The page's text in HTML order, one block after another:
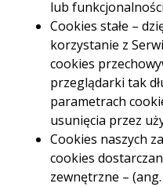
Spis treści
Czym jest
spłata kredytu
lub
Cookies stałe –
korzystanie z
cookies
przeglądarki tak
parametrach
usunięcia przez
Cookies naszych
cookies
zewnętrzne –